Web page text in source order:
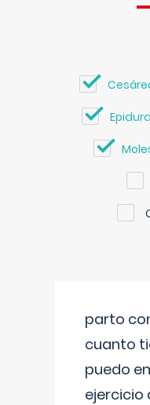
parto
cuanto
puedo
ejercicio